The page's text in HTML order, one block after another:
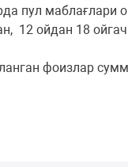
пул маблағлари
12 ойдан 18
фоизлар